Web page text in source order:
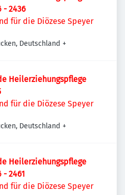
- 2436
für die Diözese Speyer
Deutschland +
Heilerziehungspflege
für die Diözese Speyer
Deutschland +
Heilerziehungspflege
2461
für die Diözese Speyer